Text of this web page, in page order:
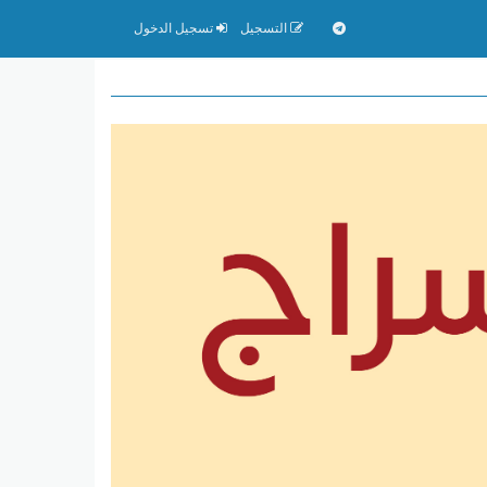
التسجيل تسجيل الدخول